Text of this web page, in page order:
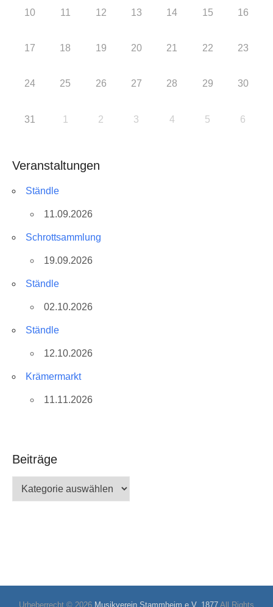
10 11 12 13 14 15 16
17 18 19 20 21 22 23
24 25 26 27 28 29 30
31 1 2 3 4 5 6
Veranstaltungen
Ständle
11.09.2026
Schrottsammlung
19.09.2026
Ständle
02.10.2026
Ständle
12.10.2026
Krämermarkt
11.11.2026
Beiträge
Beiträge
Urheberrecht © 2026 Musikverein Stammheim e.V. 1877 All Rights